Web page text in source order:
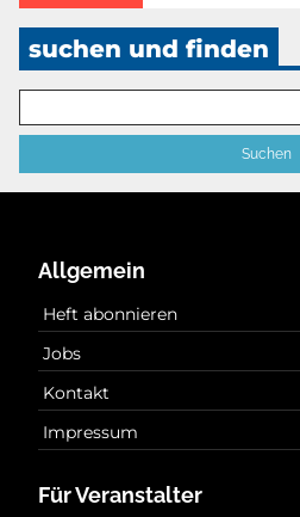
suchen und finden
Allgemein
Heft abonnieren
Jobs
Kontakt
Impressum
Für Veranstalter